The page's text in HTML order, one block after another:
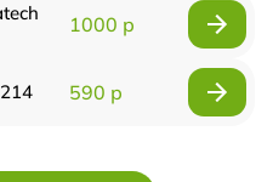
1000 р
590 р